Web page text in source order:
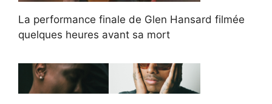
La performance finale de Glen Hansard filmée
quelques heures avant sa mort